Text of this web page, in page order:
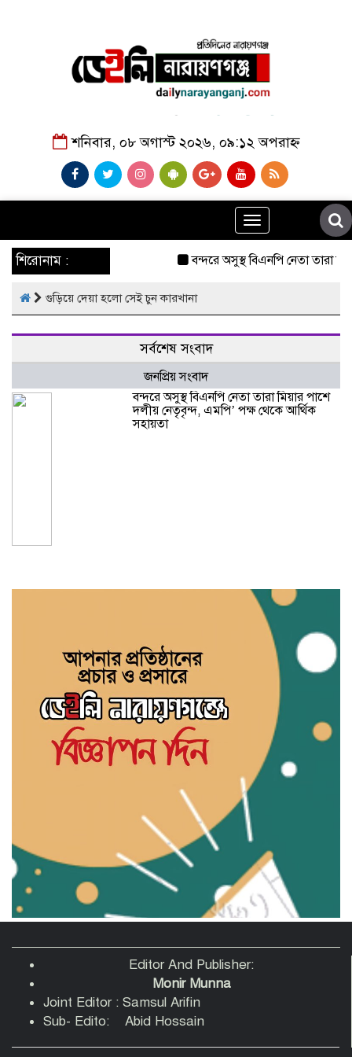
শনিবার, ০৮ অগাস্ট ২০২৬, ০৯:১২ অপরাহ্ন
Toggle
navigation
শিরোনাম : বন্দরে অসুস্থ বিএনপি নেতা তারা
গুড়িয়ে দেয়া হলো সেই চুন কারখানা
সর্বশেষ সংবাদ
জনপ্রিয় সংবাদ
বন্দরে অসুস্থ বিএনপি নেতা তারা মিয়ার পাশে
দলীয় নেতৃবৃন্দ, এমপি’ পক্ষ থেকে আর্থিক
সহায়তা
বন্দরে গ্যাস বিস্ফোরণে দগ্ধ একই পরিবারের
৩: বার্ন ইনস্টিটিউটে খোঁজ নিলেন মহানগরী
জামায়াত আমীর
পরিকল্পিত শিল্পনগরী ও মিল স্থানান্তরের দাবি:
অভিষেক
Editor And Publisher:
Monir Munna
Joint Editor : Samsul Arifin
Sub- Edito: Abid Hossain